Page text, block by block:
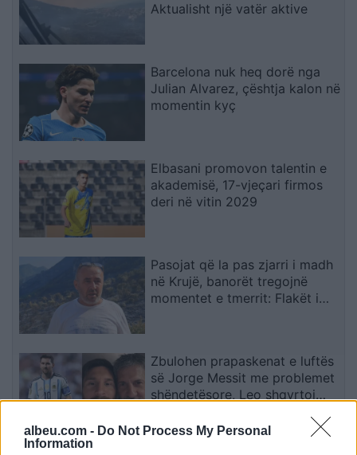
albeu.com - Do Not Process My Personal
Information
Aktualisht një vatër aktive
Barcelona nuk heq dorë nga
Julian Alvarez, çështja kalon në
momentin kyç
Elbasani promovon talentin e
akademisë, 17-vjeçari firmos
deri në vitin 2029
Pasojat që la pas zjarri i madh
në Krujë, banorët tregojnë
momentet e tmerrit: Flakët i
Zbulohen prapaskenat e luftës
së Jorge Messit me problemet
shëndetësore, Leo shqyrtoi